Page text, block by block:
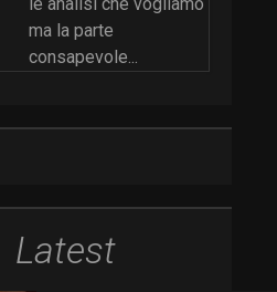
ma la parte
consapevole...
Latest